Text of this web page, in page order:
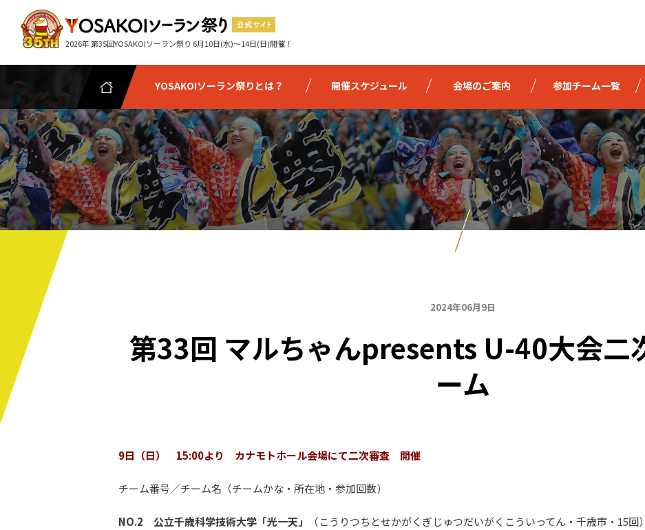
2026年 第35回YOSAKOIソーラン祭り 6月10日(水)～14日(日)開催！
YOSAKOIソーラン祭りとは？ 開催スケジュール 会場のご案内 参加チーム一覧
2024年06月9日
第33回 マルちゃんpresents U-40大会二
ーム
9日（日） 15:00より カナモトホール会場にて二次審査 開催
チーム番号／チーム名（チームかな・所在地・参加回数）
NO.2 公立千歳科学技術大学「光一天」
（こうりつちとせかがくぎじゅつだいがくこういってん・千歳市・15回）